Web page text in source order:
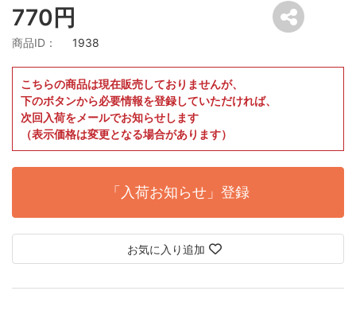
770円
商品ID： 1938
こちらの商品は現在販売しておりませんが、
下のボタンから必要情報を登録していただければ、
次回入荷をメールでお知らせします
（表示価格は変更となる場合があります）
「入荷お知らせ」登録
お気に入り追加